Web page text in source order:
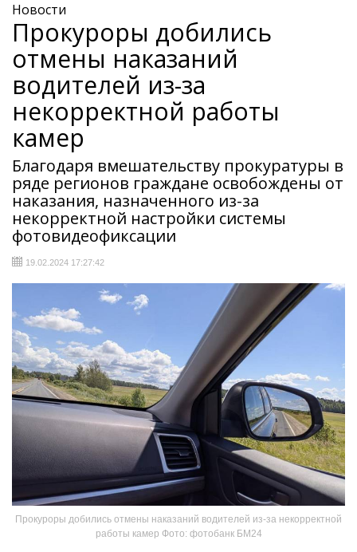
Новости
Прокуроры добились
отмены наказаний
водителей из-за
некорректной работы
камер
Благодаря вмешательству прокуратуры в
ряде регионов граждане освобождены от
наказания, назначенного из-за
некорректной настройки системы
фотовидеофиксации
19.02.2024 17:27:42
Прокуроры добились отмены наказаний водителей из-за некорректной
работы камер Фото: фотобанк БМ24